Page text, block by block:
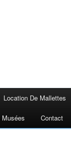
Location De Mallettes
Musées Contact